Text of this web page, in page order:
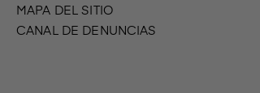
MAPA DEL SITIO
CANAL DE DENUNCIAS